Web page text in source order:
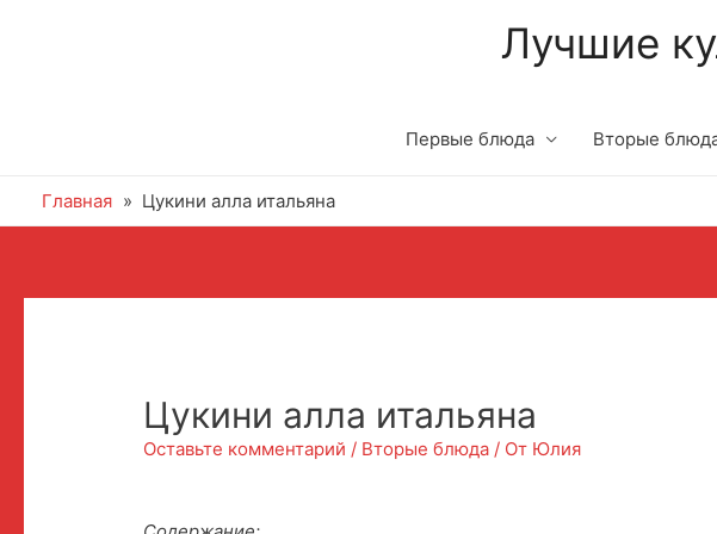
Лучшие
Первые блюда Вторые
Главная Цукини алла итальяна
Цукини алла итальяна
Оставьте комментарий / Вторые блюда / От Юлия